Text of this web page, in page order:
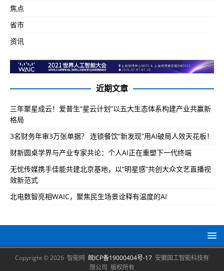
焦点
省市
资讯
近期文章
三年聚星成云！爱普生“星云计划”以五大生态体系构建产业共赢新
格局
3名财务年审3万张单据？ 连锁餐饮“新发现”用AI破局人效天花板！
财新圆桌学界与产业专家共论：个人AI正在重塑下一代终端
无忧传媒携手佳能共建北京基地，以“明星感”共创大众文艺直播视
效新范式
北电数智亮相WAIC，聚焦民生场景诠释有温度的AI
Copyright © 2026 智能网 皖ICP备19000404号-17 安徽国工智能科技有
限公司 版权所有